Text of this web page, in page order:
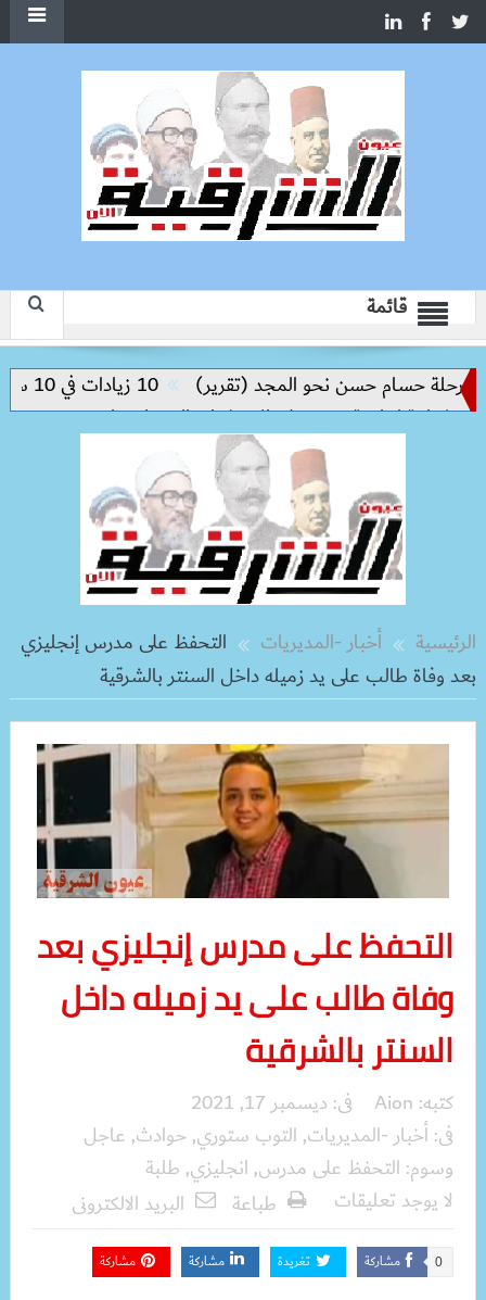
قائمة
حسام حسن نحو المجد (تقرير)
10 زيادات في 10 سنوات.. هل حان الوقت لرفع دعم البنزين نهائيا؟
إنتاجية ترتكز على الاستثمار والتكنولوجيا
الرئيسية أخبار -المديريات
التحفظ على مدرس إنجليزي
بعد وفاة طالب على يد زميله داخل السنتر بالشرقية
التحفظ على مدرس إنجليزي بعد
وفاة طالب على يد زميله داخل
السنتر بالشرقية
كتبه: Aion فى: ديسمبر 17, 2021
فى:أخبار -المديريات, التوب ستوري, حوادث, عاجل
وسوم: التحفظ على مدرس, انجليزي, طلبة
لا يوجد تعليقات
طباعة البريد الالكترونى
مشاركة 0 تغريدة مشاركة مشاركة